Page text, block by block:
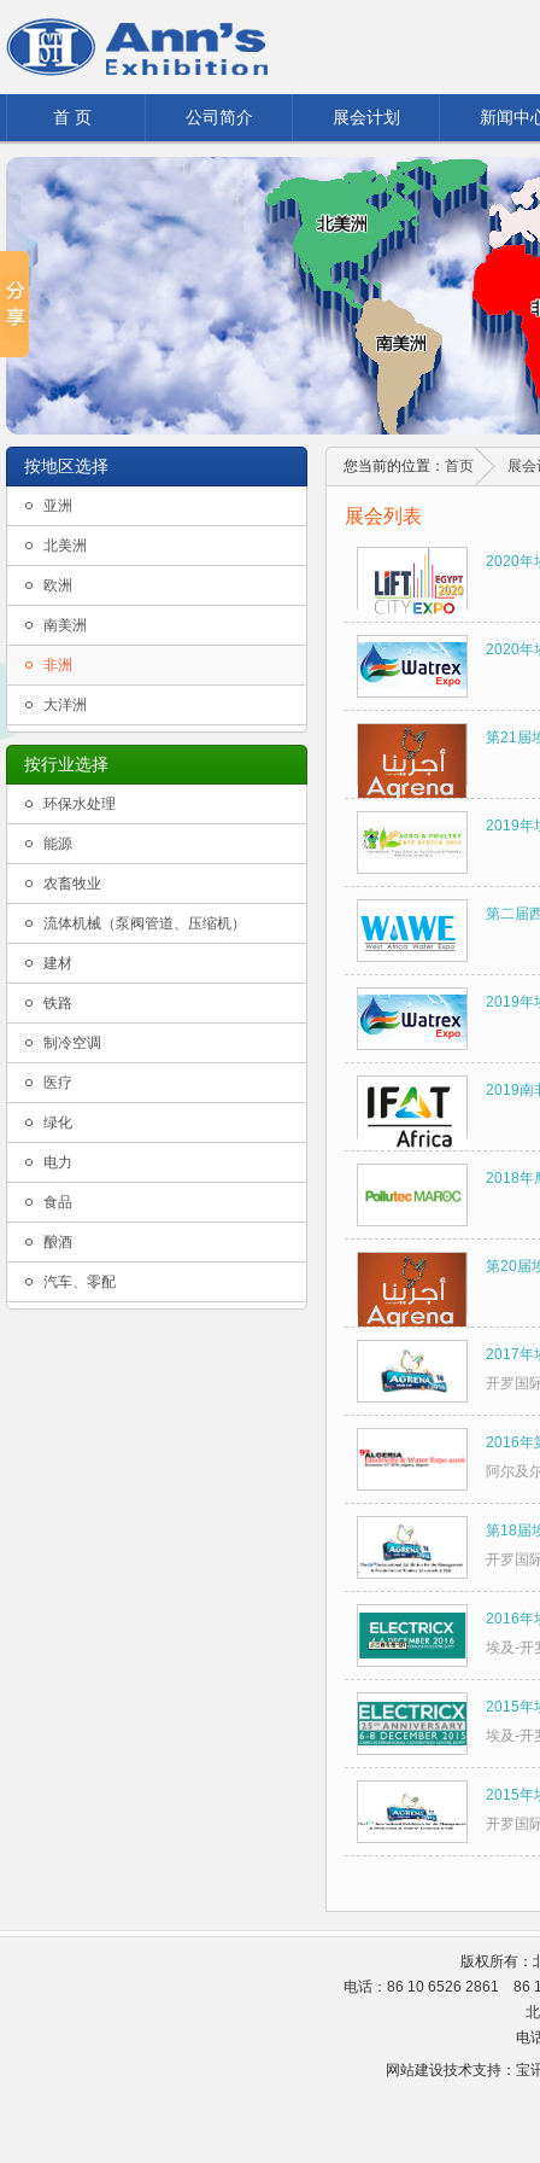
首 页 公司简介 展会计划 新闻中
按地区选择
亚洲
北美洲
欧洲
南美洲
非洲
大洋洲
按行业选择
环保水处理
能源
农畜牧业
流体机械（泵阀管道、压缩机）
建材
铁路
制冷空调
医疗
绿化
电力
食品
酿酒
汽车、零配
您当前的位置： 首页 展会
展会列表
2020年
2020年
第21届
2019年
第二届
2019年
2019南
2018年
第20届
2017年
开罗国
2016年
阿尔及
第18届
开罗国
2016年
埃及-开
2015年
埃及-开
2015年
开罗国
版权所有：
电话：86 10 6526 2861 86
电
网站建设技术支持： 宝